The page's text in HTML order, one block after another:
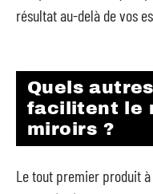
résultat au-delà de vos
Quels
facilitent le
miroirs ?
Le tout premier produit